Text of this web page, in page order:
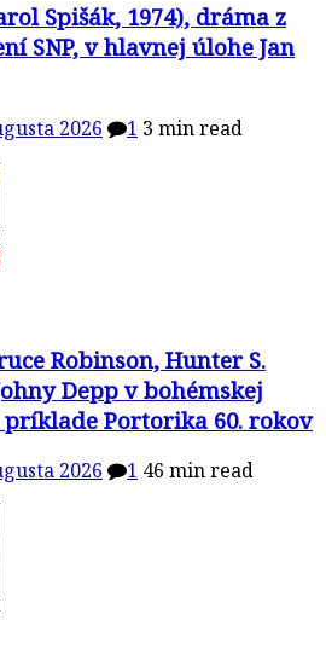
Spišák, 1974), dráma z
SNP, v hlavnej úlohe Jan
2026 1 3 min read
Robinson, Hunter S.
Depp v bohémskej
Portorika 60. rokov
2026 1 46 min read